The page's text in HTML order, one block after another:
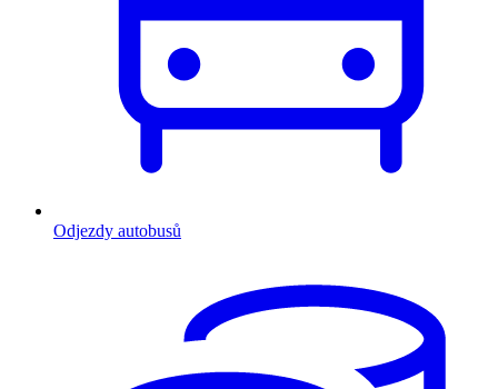
Odjezdy autobusů